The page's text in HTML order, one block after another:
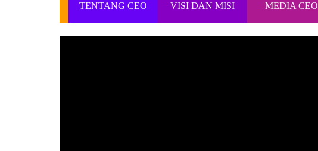
TENTANG CEO
INDONESIA
VISI DAN MISI
CEO INDONESIA
MEDIA CEO
INDONESIA